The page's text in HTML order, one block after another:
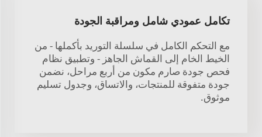
تكامل عمودي شامل ومراقبة الجودة
مع التحكم الكامل في سلسلة التوريد بأكملها - من
الخيط الخام إلى القماش الجاهز - وتطبيق نظام
فحص جودة صارم مكون من أربع مراحل، نضمن
جودة متفوقة للمنتجات، والاتساق، وجدول تسليم
موثوق.